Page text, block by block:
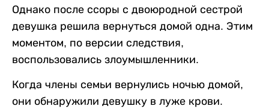
Однако после ссоры с двоюродной сестрой
девушка решила вернуться домой одна. Этим
моментом, по версии следствия,
воспользовались злоумышленники.
Когда члены семьи вернулись ночью домой,
они обнаружили девушку в луже крови.